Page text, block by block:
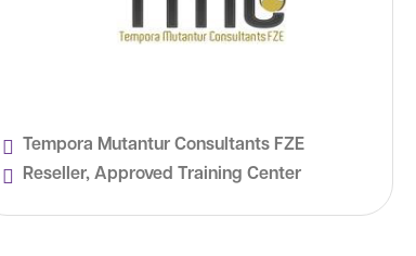
Tempora Mutantur Consultants FZE
Reseller, Approved Training Center